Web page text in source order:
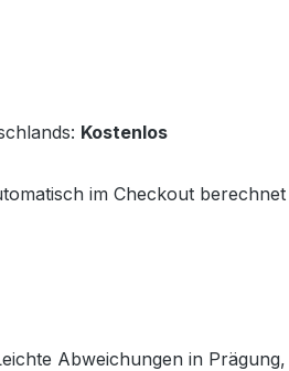
Kostenlos
im Checkout berechnet
Abweichungen in